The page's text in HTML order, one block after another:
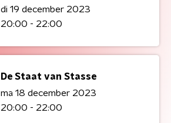
di 19 december 2023
20:00 - 22:00
De Staat van Stasse
ma 18 december 2023
20:00 - 22:00